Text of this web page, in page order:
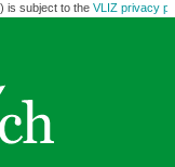
is subject to the VLIZ privacy